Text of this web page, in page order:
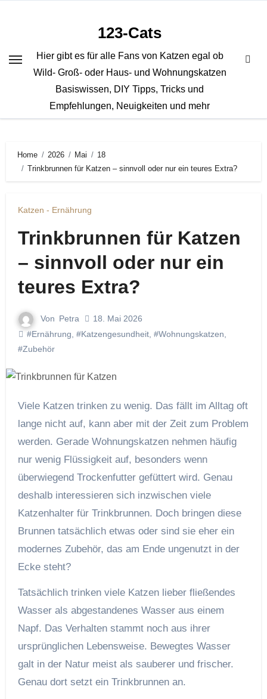
123-Cats
Hier gibt es für alle Fans von Katzen egal ob
Wild- Groß- oder Haus- und Wohnungskatzen
Basiswissen, DIY Tipps, Tricks und
Empfehlungen, Neuigkeiten und mehr
Home 2026 Mai
18
Trinkbrunnen für Katzen – sinnvoll oder nur ein teures Extra?
Katzen - Ernährung
Trinkbrunnen für Katzen
– sinnvoll oder nur ein
teures Extra?
Von Petra
18. Mai 2026
#Ernährung #Katzengesundheit, #Wohnungskatzen
#Zubehör
Viele Katzen trinken zu wenig. Das fällt im Alltag oft
lange nicht auf, kann aber mit der Zeit zum Problem
werden. Gerade Wohnungskatzen nehmen häufig
nur wenig Flüssigkeit auf, besonders wenn
überwiegend Trockenfutter gefüttert wird. Genau
deshalb interessieren sich inzwischen viele
Katzenhalter für Trinkbrunnen. Doch bringen diese
Brunnen tatsächlich etwas oder sind sie eher ein
modernes Zubehör, das am Ende ungenutzt in der
Ecke steht?
Tatsächlich trinken viele Katzen lieber fließendes
Wasser als abgestandenes Wasser aus einem
Napf. Das Verhalten stammt noch aus ihrer
ursprünglichen Lebensweise. Bewegtes Wasser
galt in der Natur meist als sauberer und frischer.
Genau dort setzt ein Trinkbrunnen an.